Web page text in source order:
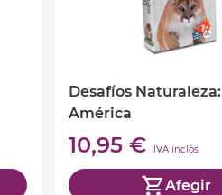
Desafíos Naturaleza:
América
10,95 € IVA inclòs
Afegir